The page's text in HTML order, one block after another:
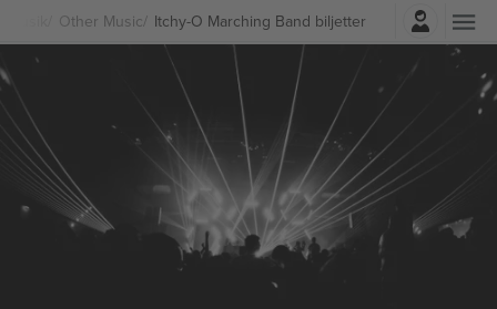
Other Music Itchy-O Marching Band biljetter
Logga in